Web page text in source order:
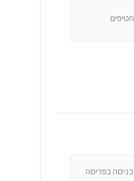
חטיפים
כניסה בפריסה